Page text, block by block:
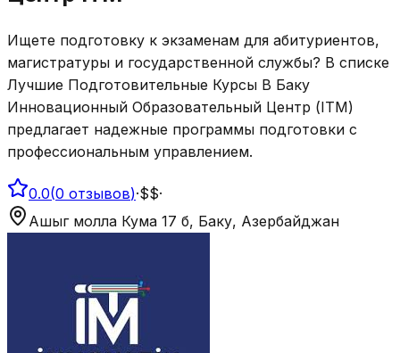
Ищете подготовку к экзаменам для абитуриентов,
магистратуры и государственной службы? В списке
Лучшие Подготовительные Курсы В Баку
Инновационный Образовательный Центр (ITM)
предлагает надежные программы подготовки с
профессиональным управлением.
0.0(0 отзывов)·$$·
Ашыг молла Кума 17 б, Баку, Азербайджан